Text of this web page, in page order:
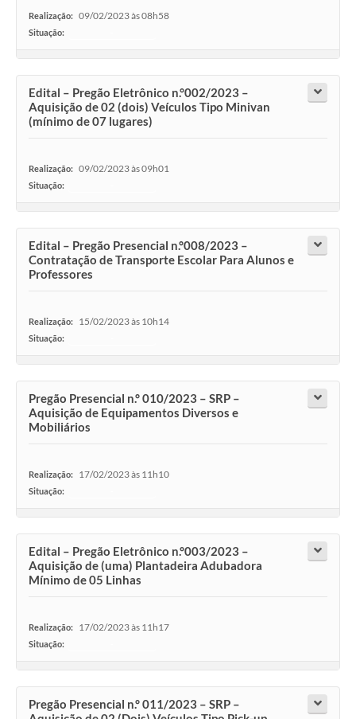
Realização: 09/02/2023 às 08h58
Situação:
Edital – Pregão Eletrônico n.°002/2023 –
Aquisição de 02 (dois) Veículos Tipo Minivan
(mínimo de 07 lugares)
Realização: 09/02/2023 às 09h01
Situação:
Edital – Pregão Presencial n.°008/2023 –
Contratação de Transporte Escolar Para Alunos e
Professores
Realização: 15/02/2023 às 10h14
Situação:
Pregão Presencial n.° 010/2023 – SRP –
Aquisição de Equipamentos Diversos e
Mobiliários
Realização: 17/02/2023 às 11h10
Situação:
Edital – Pregão Eletrônico n.°003/2023 –
Aquisição de (uma) Plantadeira Adubadora
Mínimo de 05 Linhas
Realização: 17/02/2023 às 11h17
Situação:
Pregão Presencial n.° 011/2023 – SRP –